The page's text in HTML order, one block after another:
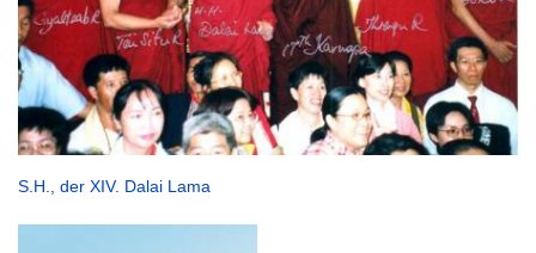
S.H., der XIV. Dalai Lama